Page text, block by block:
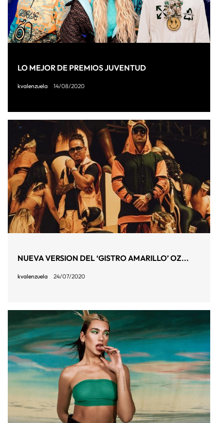
LO MEJOR DE PREMIOS JUVENTUD
kvalenzuela 14/08/2020
NUEVA VERSION DEL ‘GISTRO AMARILLO’ OZ...
kvalenzuela 24/07/2020